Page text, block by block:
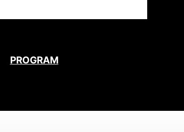
PROGRAM